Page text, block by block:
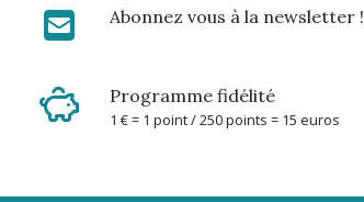
Abonnez vous à la newsletter !
Programme fidélité
1 € = 1 point / 250 points = 15 euros